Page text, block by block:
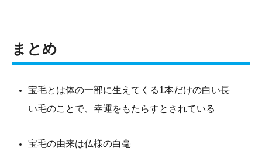
まとめ
宝毛とは体の一部に生えてくる1本だけの白い長
い毛のことで、幸運をもたらすとされている
宝毛の由来は仏様の白毫